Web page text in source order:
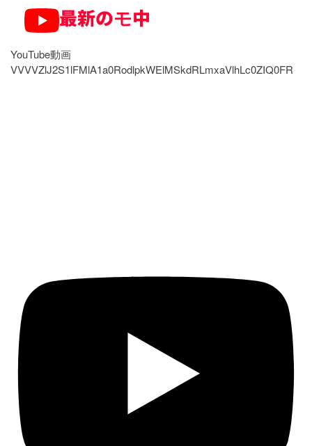
最新のモ中
YouTube動画
VVVVZlJ2S1lFMlA1a0RodlpkWElMSkdRLmxaVlhLc0ZIQ0FR